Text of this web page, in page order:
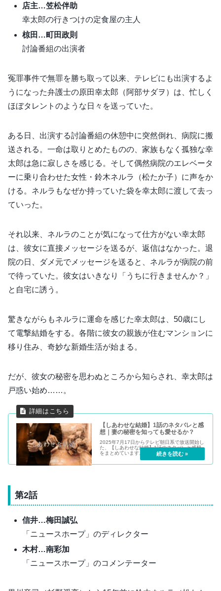
店主…笠松伴助
幸太郎の行きつけの定食屋の主人
椋田…町田政則
討論番組の出演者
冤罪事件で無罪を勝ち取って以来、テレビにも出演するよ
うになった弁護士の原田幸太郎（阿部サダヲ）は、忙しく
ほぼタレントのような日々を送っていた。
ある日、出演する討論番組の休憩中に突然倒れ、病院に搬
送される。一命は取りとめたものの、家族もなく孤独な幸
太郎は急に寂しさを感じる。そして偶然病院のエレベータ
ーに乗り合わせた女性・鈴木ネルラ（松たか子）に声をか
ける。ネルラもなぜか持っていた袋を幸太郎に渡して去っ
ていった。
それ以来、ネルラのことが気になって仕方がない幸太郎
は、彼女に直接メッセージを送るが、返信はなかった。退
院の日、ダメ元でメッセージを送ると、ネルラが病院の前
で待っていた。彼女はいきなり「うちに行きませんか？」
と自宅に誘う。
驚きながらもネルラに運命を感じた幸太郎は、50歳にし
て電撃結婚をする。各階に彼女の親族が住むマンションに
移り住み、奇妙な新婚生活が始まる。
だが、彼女の秘密を思わぬところから知らされ、幸太郎は
戸惑い始め……。
【しあわせな結婚】1話のネタバレと感
想｜妻の秘密を知っても愛せるか？
2025年7月17日からテレビ朝日系で放送開始し
た、【しあわせな結婚】1話のネタバレと感想
をまとめています。独身主義を貫いてきた弁護
士の原田幸太郎は、病院で知り合ったネルラを
電撃結婚をする。幸せを満喫している幸太郎だ
第2話
信井…梅田誠弘
「ニュースホープ」のディレクター
木村…南彩加
「ニュースホープ」のコメンテーター